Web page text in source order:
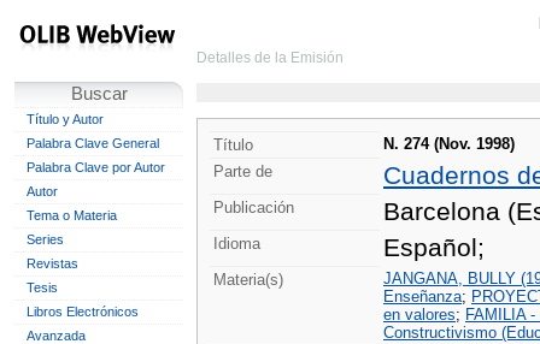
Buscar
Título y Autor
Palabra Clave General
Palabra Clave por Autor
Autor
Tema o Materia
Series
Revistas
Tesis
Libros Electrónicos
Avanzada
Detalles de la Emisión
Título
N. 274 (Nov. 1998)
Parte de
Cuadernos
Publicación Barcelona
Idioma Español;
Materia(s)
JANGANA, BULLY
Enseñanza;
en valores; FAMILIA
Constructivismo